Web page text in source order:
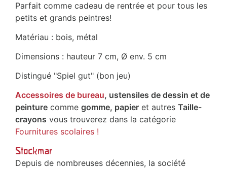
Parfait comme cadeau de rentrée et pour tous les
petits et grands peintres!
Matériau : bois, métal
Dimensions : hauteur 7 cm, Ø env. 5 cm
Distingué "Spiel gut" (bon jeu)
Accessoires de bureau, ustensiles de dessin et de
peinture comme gomme, papier et autres Taille-
crayons vous trouverez dans la catégorie
Fournitures scolaires !
Stockmar
Depuis de nombreuses décennies, la société